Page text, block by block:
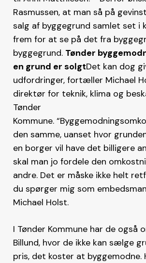
Rasmussen, at man så på
salg af byggegrund samlet set i
frem for at se på det fra
byggegrund. Tønder
en grund er solgtDet kan dog
udfordringer, fortæller Michael
direktør for teknik, klima og
Tønder
Kommune.
den samme, uanset hvor
en borger vil have det billigere
skal man jo fordele den
andre. Det er måske ikke helt
du spørger mig som
Michael Holst.
I Tønder Kommune har de også
Billund, hvor de ikke kan sælge
pris, det koster at byggemodne.